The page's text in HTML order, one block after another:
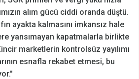
alım gücü ciddi oranda düştü.
ayakta kalmasını imkansız hale
yansımayan kapatmalarla birlikte
marketlerin kontrolsüz yayılımı
esnafla rekabet etmesi, bu